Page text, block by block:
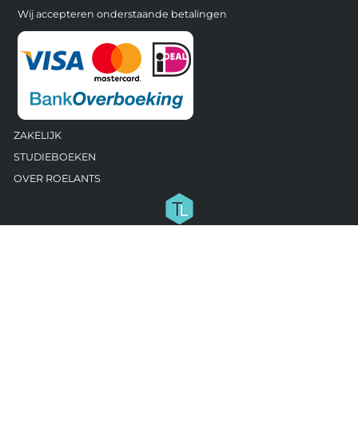
Wij accepteren onderstaande betalingen
ZAKELIJK
STUDIEBOEKEN
OVER ROELANTS